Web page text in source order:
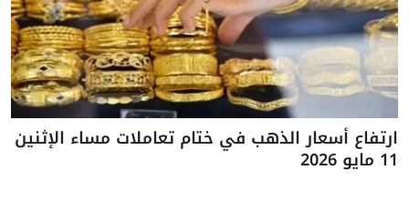
ارتفاع أسعار الذهب في ختام تعاملات مساء الإثنين
11 مايو 2026